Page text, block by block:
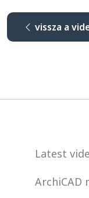
vissza a
Latest
ArchiCAD